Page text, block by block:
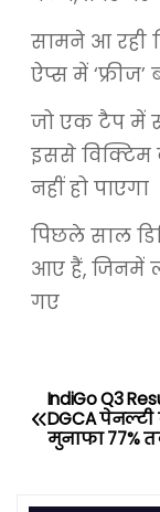
सामने आ रही
ऐप्स में
जो एक टैप में
इससे विक्टिम
नहीं हो पाएगा
पिछले साल
आए हैं, जिनमें
गए
P
o
IndiGo Q3
DGCA
मुनाफा 77%